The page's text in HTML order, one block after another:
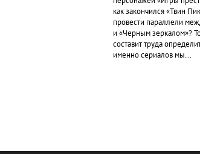
как закончился «Твин
провести параллели
и «Черным зеркалом»?
составит труда
именно сериалов мы...